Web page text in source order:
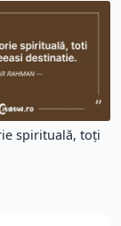
spirituală, toți